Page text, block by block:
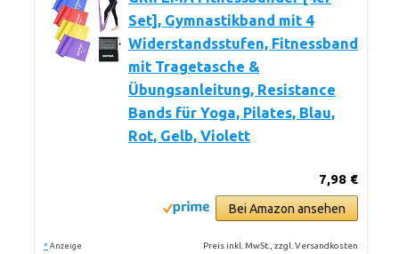
Set], Gymnastikband mit 4
Widerstandsstufen, Fitnessband
mit Tragetasche &
Übungsanleitung, Resistance
Bands für Yoga, Pilates, Blau,
Rot, Gelb, Violett
7,98 €
Bei Amazon ansehen
* Anzeige Preis inkl. MwSt., zzgl. Versandkosten